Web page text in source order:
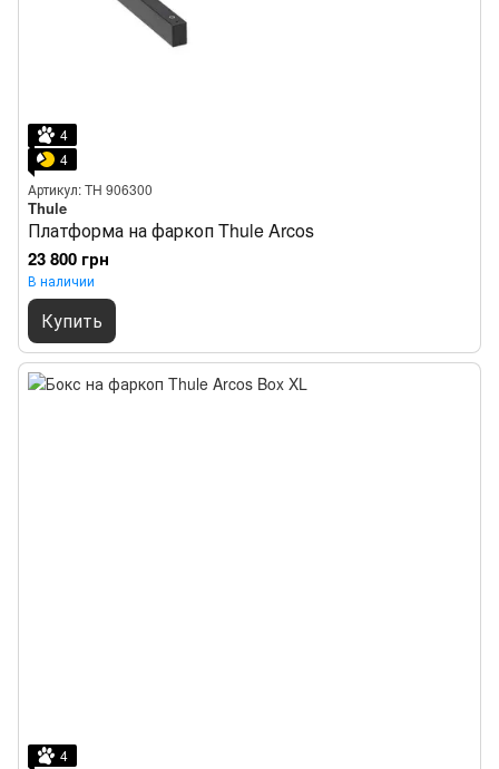
4
4
Артикул: TH 906300
Thule
Платформа на фаркоп Thule Arcos
23 800 грн
В наличии
Купить
4